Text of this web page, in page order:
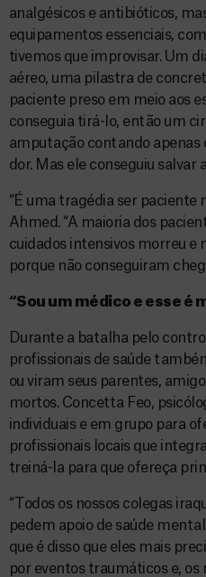
analgésicos e antibióticos,
equipamentos essenciais,
tivemos que improvisar. Um
aéreo, uma pilastra de
paciente preso em meio aos
conseguia tirá-lo, então um
amputação contando
dor. Mas ele conseguiu salvar
“É uma tragédia ser paciente
Ahmed. “A maioria dos
cuidados intensivos morreu
porque não conseguiram
“Sou um médico e esse é
Durante a batalha pelo
profissionais de saúde
ou viram seus parentes,
mortos. Concetta Feo,
individuais e em grupo para
profissionais locais que
treiná-la para que ofereça
“Todos os nossos colegas
pedem apoio de saúde
que é disso que eles mais
por eventos traumáticos e,